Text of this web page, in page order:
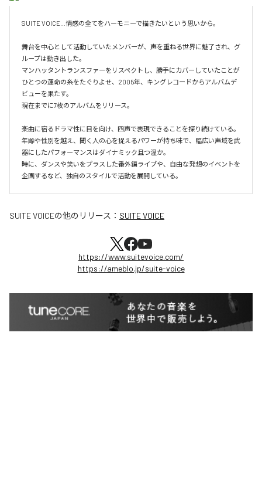
SUITE VOICE…情感の全てをハーモニーで描きたいという思いから。
舞台を中心として活動していたメンバーが、声を重ねる世界に魅了され、グ
ループは動き出した。
マンハッタントランスファーをリスペクトし、勝手にカバーしていたことが
ひとつの運命の糸をたぐりよせ、2005年、キングレコードからアルバムデ
ビューを果たす。
現在までに7枚のアルバムをリリース。
楽曲に宿るドラマ性に目を向け、四声で表現できることを探り続けている。
年齢や性別を越え、聞く人の心を捉えるパワーが持ち味で、幅広い声域を武
器にしたパフォーマンスはダイナミック且つ温か。
時に、ダンスや笑いをプラスした番外編ライブや、自由な発想のイベントを
企画するなど、独自のスタイルで活動を展開している。
SUITE VOICEの他のリリース： SUITE VOICE
https://www.suitevoice.com/
https://ameblo.jp/suite-voice